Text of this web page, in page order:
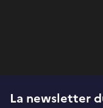
La newsletter